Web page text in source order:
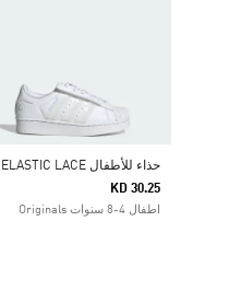
KD 30.25
اطفال 4-8 سنوات Originals